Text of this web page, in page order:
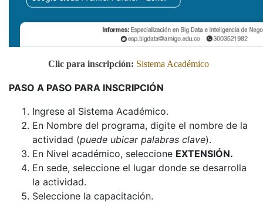
Clic para inscripción: Sistema Académico
PASO A PASO PARA INSCRIPCIÓN
Ingrese al Sistema Académico.
En Nombre del programa, digite el nombre de la
actividad (puede ubicar palabras clave).
En Nivel académico, seleccione EXTENSIÓN.
En sede, seleccione el lugar donde se desarrolla
la actividad.
Seleccione la capacitación.